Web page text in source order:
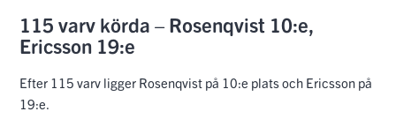
115 varv körda – Rosenqvist 10:e,
Ericsson 19:e
Efter 115 varv ligger Rosenqvist på 10:e plats och Ericsson på
19:e.